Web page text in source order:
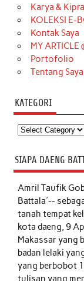
Karya &
KOLEKSI E-
Kontak Saya
MY ARTICLE
Portofolio
Tentang Saya
KATEGORI
Kategori
SIAPA DAENG
Amril Taufik
Battala'--
tanah tempat
kota daeng, 9
Makassar yang
badan lelaki
yang berbobot
tulisan yang